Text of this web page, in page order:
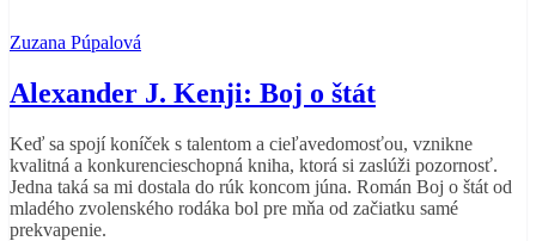
Zuzana Púpalová
Alexander J. Kenji: Boj o štát
Keď sa spojí koníček s talentom a cieľavedomosťou, vznikne
kvalitná a konkurencieschopná kniha, ktorá si zaslúži pozornosť.
Jedna taká sa mi dostala do rúk koncom júna. Román Boj o štát od
mladého zvolenského rodáka bol pre mňa od začiatku samé
prekvapenie.